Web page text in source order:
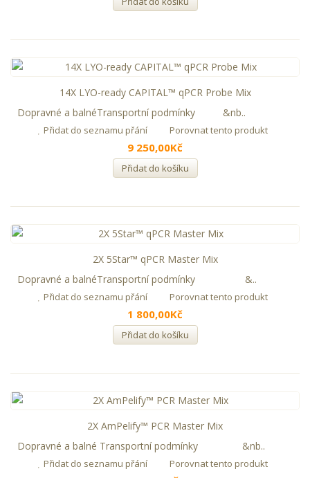
14X LYO-ready CAPITAL™ qPCR Probe Mix
Dopravné a balnéTransportní podmínky &nb..
Přidat do seznamu přání Porovnat tento produkt
9 250,00Kč
Přidat do košíku
2X 5Star™ qPCR Master Mix
Dopravné a balnéTransportní podmínky &..
Přidat do seznamu přání Porovnat tento produkt
1 800,00Kč
Přidat do košíku
2X AmPelify™ PCR Master Mix
Dopravné a balné Transportní podmínky &nb..
Přidat do seznamu přání Porovnat tento produkt